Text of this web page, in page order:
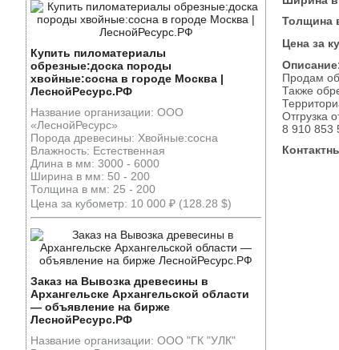
Купить пиломатериалы
обрезные:доска породы
хвойные:сосна в городе Москва |
ЛеснойРесурс.РФ
Название организации: ООО
«ЛеснойРесурс»
Порода древесины: Хвойные:сосна
Влажность: Естественная
Длина в мм: 3000 - 6000
Ширина в мм: 50 - 200
Толщина в мм: 25 - 200
Цена за кубометр: 10 000 ₽ (128.28 $)
Заказ на Вывозка древесины в
Архангельске Архангельской области
— объявление на бирже
ЛеснойРесурс.РФ
Название организации: ООО "ГК "УЛК"
Толщина
Цена за
Продам
Также
Отгрузка
8 910 853